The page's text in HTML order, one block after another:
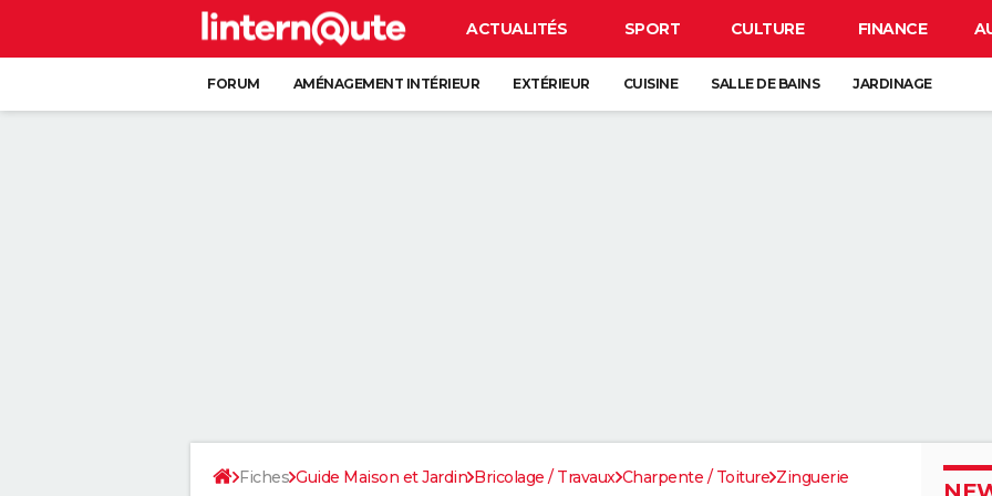
ACTUALITÉS SPORT CULTURE FINANCE
FORUM AMÉNAGEMENT INTÉRIEUR EXTÉRIEUR CUISINE SALLE DE BAINS JARDINAGE
Fiches Guide Maison et Jardin Bricolage / Travaux Charpente / Toiture Zinguerie